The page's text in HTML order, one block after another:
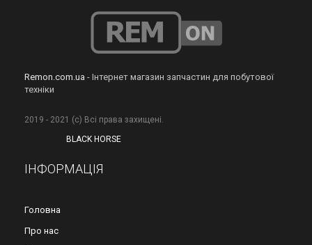
Remon.com.ua - Інтернет магазин запчастин для побутової
техніки
2019 - 2021 (с) Всі права захищені.
BLACK HORSE
ІНФОРМАЦІЯ
Головна
Про нас